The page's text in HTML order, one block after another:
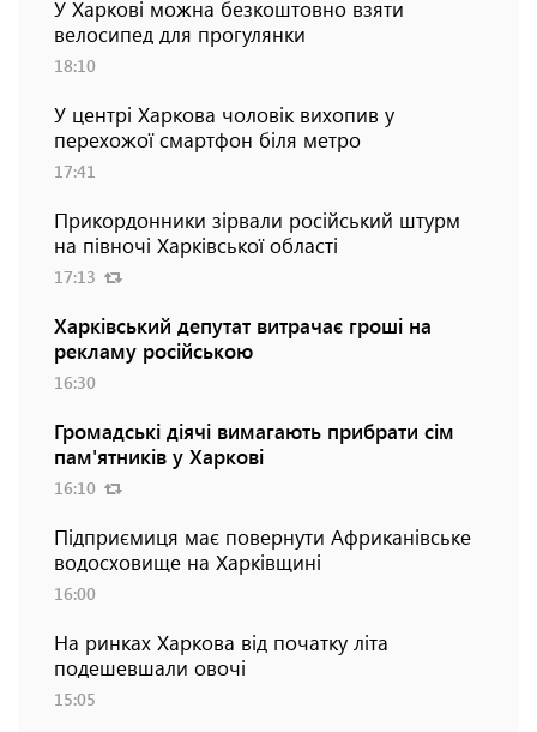
У Харкові можна безкоштовно взяти
велосипед для прогулянки
18:10
У центрі Харкова чоловік вихопив у
перехожої смартфон біля метро
17:41
Прикордонники зірвали російський штурм
на півночі Харківської області
17:13
Харківський депутат витрачає гроші на
рекламу російською
16:30
Громадські діячі вимагають прибрати сім
пам'ятників у Харкові
16:10
Підприємиця має повернути Африканівське
водосховище на Харківщині
16:00
На ринках Харкова від початку літа
подешевшали овочі
15:05